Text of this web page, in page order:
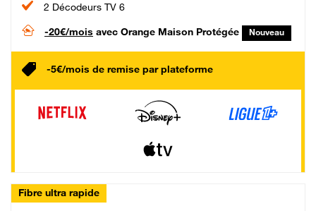
2 Décodeurs TV 6
-20€/mois avec Orange Maison Protégée Nouveau
-5€/mois de remise par plateforme
Fibre ultra rapide